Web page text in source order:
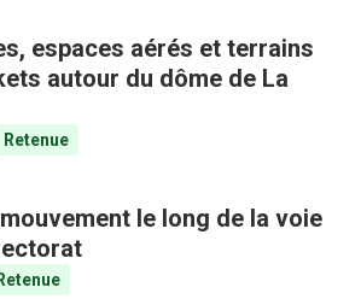
espaces aérés et terrains
autour du dôme de La
Retenue
le long de la voie
Retenue